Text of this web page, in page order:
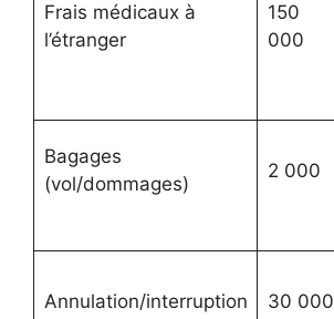
Frais médicaux à
l’étranger
150
000
Bagages
(vol/dommages)
2 000
Annulation/interruption 30 000